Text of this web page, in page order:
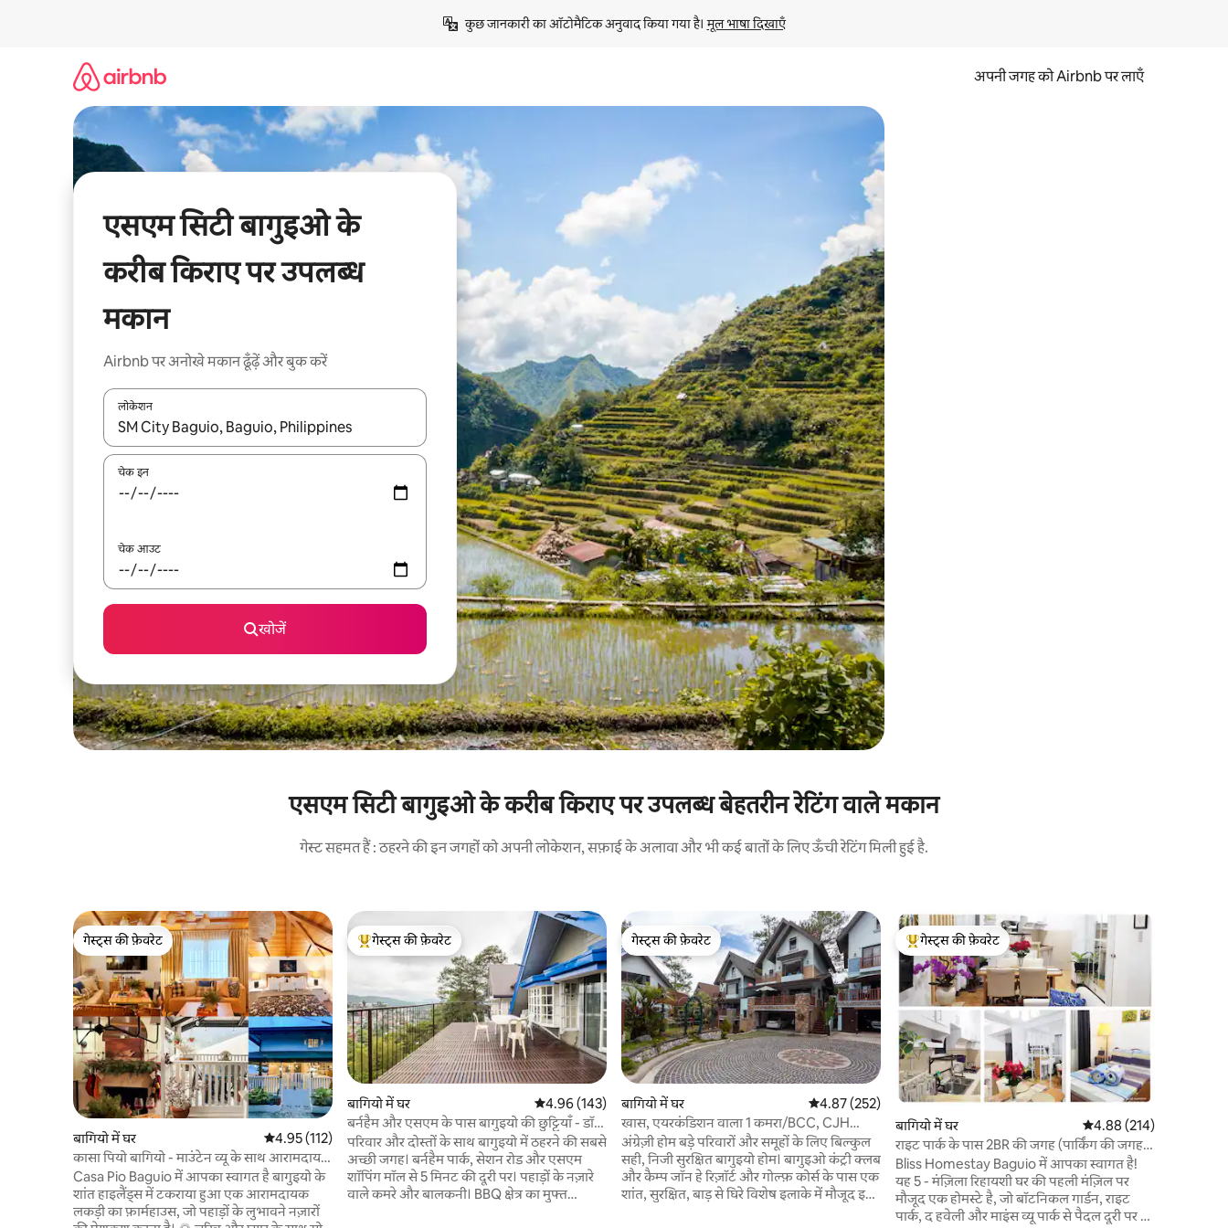
कुछ जानकारी का ऑटोमैटिक अनुवाद किया गया है। मूल भाषा दिखाएँ
अपनी जगह को Airbnb पर लाएँ
एसएम सिटी बागुइओ के
करीब किराए पर उपलब्ध
मकान
Airbnb पर अनोखे मकान ढूँढ़ें और बुक करें
लोकेशन
नतीजों के उपलब्ध होने पर, अप और डाउन 'ऐरो की' का इस्तेमाल करके नेविगेट करें या टच या फिर स्वाइप जेस्चर का इस्तेमाल करके एक्सप्लोर करें।
चेक इन
चेक आउट
खोजें
एसएम सिटी बागुइओ के करीब किराए पर उपलब्ध बेहतरीन रेटिंग वाले मकान
गेस्ट सहमत हैं : ठहरने की इन जगहों को अपनी लोकेशन, सफ़ाई के अलावा और भी कई बातों के लिए ऊँची रेटिंग मिली हुई है.
गेस्ट्स की फ़ेवरेट
गेस्ट्स की फ़ेवरेट
बागियो में घर औसत रेटिंग 5 में से 4.95, 112 समीक्षाएँ
4.95 (112)
कासा पियो बागियो - माउंटेन व्यू के साथ आरामदायक
केबिन
Casa Pio Baguio में आपका स्वागत है बागुइयो के
शांत हाइलैंड्स में टकराया हुआ एक आरामदायक
लकड़ी का फ़ार्महाउस, जो पहाड़ों के लुभावने नज़ारों
गेस्ट्स का टॉप फ़ेवरेट
गेस्ट्स की फ़ेवरेट
बागियो में घर औसत रेटिंग 5 में से 4.96, 143 समीक्षाएँ
4.96 (143)
बर्नहैम और एसएम के पास बागुइयो की छुट्टियाँ - डॉट
मान्यता प्राप्त
परिवार और दोस्तों के साथ बागुइयो में ठहरने की सबसे
अच्छी जगह। बर्नहैम पार्क, सेशन रोड और एसएम
शॉपिंग मॉल से 5 मिनट की दूरी पर। पहाड़ों के नज़ारे
वाले कमरे और बालकनी। BBQ क्षेत्र का मुफ्त
गेस्ट्स की फ़ेवरेट
गेस्ट्स की फ़ेवरेट
बागियो में घर औसत रेटिंग 5 में से 4.87, 252 समीक्षाएँ
4.87 (252)
खास, एयरकंडिशन वाला 1 कमरा/BCC, CJH
गोल्फ के पास/18 लोगों के लिए
अंग्रेज़ी होम बड़े परिवारों और समूहों के लिए बिल्कुल
सही, निजी सुरक्षित बागुइयो होम। बागुइओ कंट्री क्लब
और कैम्प जॉन हे रिज़ॉर्ट और गोल्फ़ कोर्स के पास एक
शांत, सुरक्षित, बाड़ से घिरे विशेष इलाके में मौजूद इस
गेस्ट्स का टॉप फ़ेवरेट
गेस्ट्स की फ़ेवरेट
बागियो में घर औसत रेटिंग 5 में से 4.88,
4.88 (214)
राइट पार्क के पास 2BR की जगह (पार्किंग की जगह
नहीं)
Bliss Homestay Baguio में आपका स्वागत है!
यह 5 - मंज़िला रिहायशी घर की पहली मंज़िल पर
मौजूद एक होमस्टे है, जो बॉटनिकल गार्डन, राइट
पार्क, द हवेली और माइंस व्यू पार्क से पैदल दूरी पर है।